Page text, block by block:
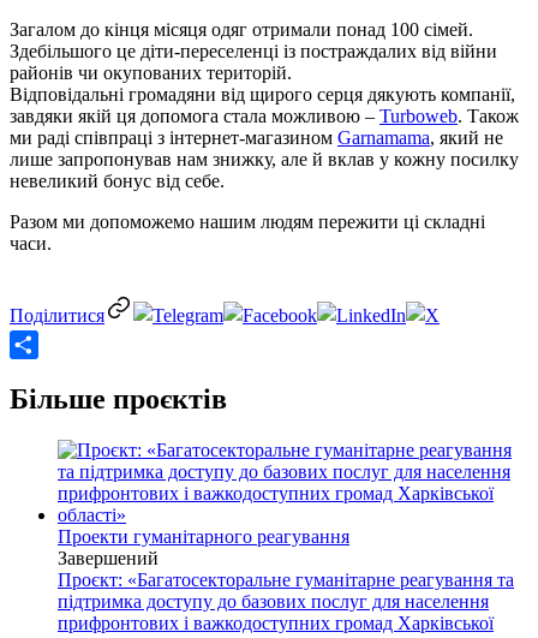
Загалом до кінця місяця одяг отримали понад 100 сімей.
Здебільшого це діти-переселенці із постраждалих від війни
районів чи окупованих територій.
Відповідальні громадяни від щирого серця дякують компанії,
завдяки якій ця допомога стала можливою – Turboweb. Також
ми раді співпраці з інтернет-магазином Garnamama, який не
лише запропонував нам знижку, але й вклав у кожну посилку
невеликий бонус від себе.
Разом ми допоможемо нашим людям пережити ці складні
часи.
Більше проєктів
Проекти гуманітарного реагування
Завершений
Проєкт: «Багатосекторальне гуманітарне реагування та
підтримка доступу до базових послуг для населення
прифронтових і важкодоступних громад Харківської